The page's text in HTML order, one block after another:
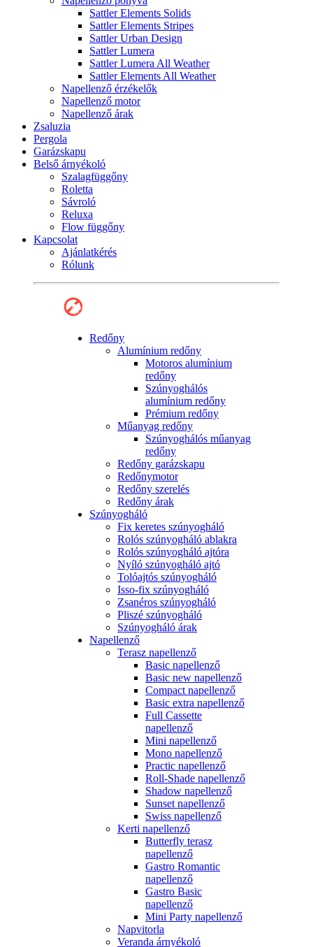
Sattler Elements Solids
Sattler Elements Stripes
Sattler Urban Design
Sattler Lumera
Sattler Lumera All Weather
Sattler Elements All Weather
Napellenző érzékelők
Napellenző motor
Napellenző árak
Zsaluzia
Pergola
Garázskapu
Belső árnyékoló
Szalagfüggőny
Roletta
Sávroló
Reluxa
Flow függőny
Kapcsolat
Ajánlatkérés
Rólunk
Redőny
Alumínium redőny
Motoros alumínium
redőny
Szúnyoghálós
alumínium redőny
Prémium redőny
Műanyag redőny
Szúnyoghálós műanyag
redőny
Redőny garázskapu
Redőnymotor
Redőny szerelés
Redőny árak
Szúnyogháló
Fix keretes szúnyogháló
Rolós szúnyogháló ablakra
Rolós szúnyogháló ajtóra
Nyíló szúnyogháló ajtó
Tolóajtós szúnyogháló
Isso-fix szúnyogháló
Zsanéros szúnyogháló
Pliszé szúnyogháló
Szúnyogháló árak
Napellenző
Terasz napellenző
Basic napellenző
Basic new napellenző
Compact napellenző
Basic extra napellenző
Full Cassette
napellenző
Mini napellenző
Mono napellenző
Practic napellenző
Roll-Shade napellenző
Shadow napellenző
Sunset napellenző
Swiss napellenző
Kerti napellenző
Butterfly terasz
napellenző
Gastro Romantic
napellenző
Gastro Basic
napellenző
Mini Party napellenző
Napvitorla
Veranda árnyékoló